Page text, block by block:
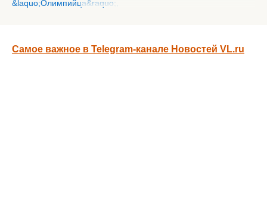
Самое важное в Telegram-канале Новостей VL.ru